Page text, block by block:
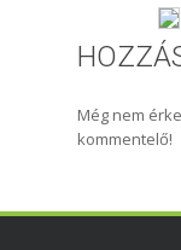
Még nem
kommentelő!